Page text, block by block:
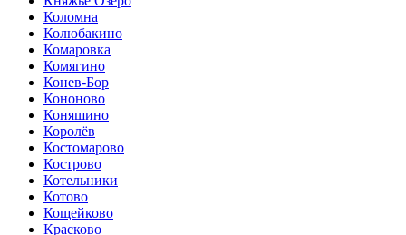
Коломна
Колюбакино
Комаровка
Комягино
Конев-Бор
Кононово
Коняшино
Королёв
Костомарово
Кострово
Котельники
Котово
Кощейково
Красково